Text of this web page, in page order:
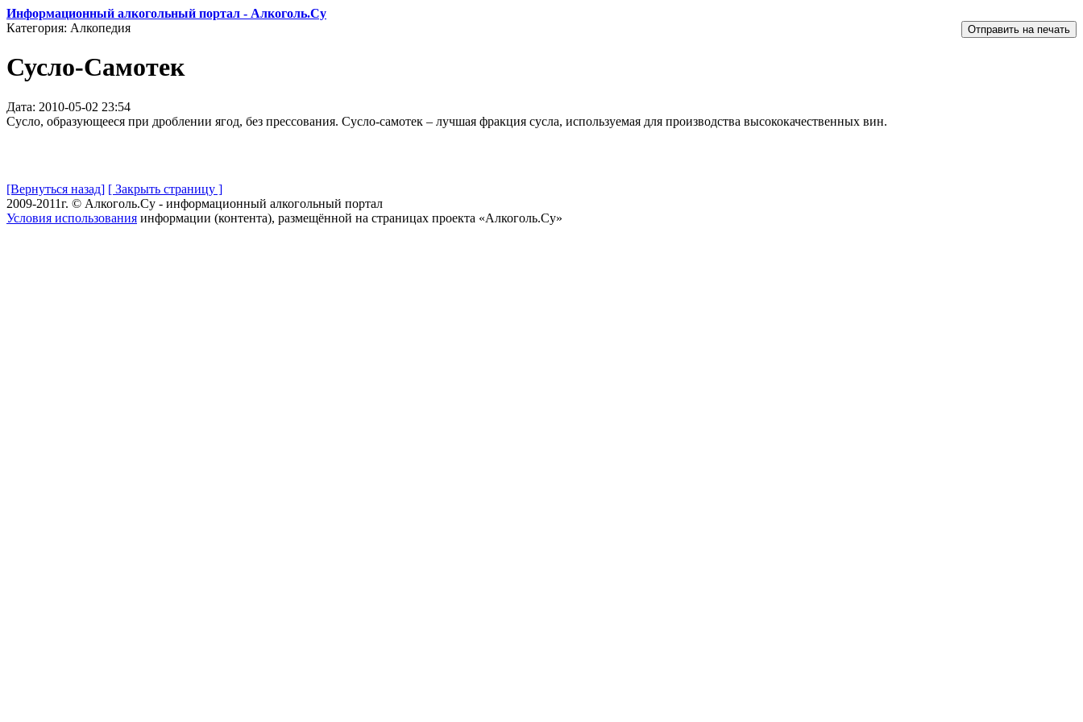
Информационный алкогольный портал - Алкоголь.Су
Категория: Алкопедия
Сусло-Самотек
Дата: 2010-05-02 23:54
Сусло, образующееся при дроблении ягод, без прессования. Сусло-самотек – лучшая фракция сусла, используемая для производства высококачественных вин.
[Вернуться назад] [ Закрыть страницу ]
2009-2011г. © Алкоголь.Су - информационный алкогольный портал
Условия использования информации (контента), размещённой на страницах проекта «Алкоголь.Су»